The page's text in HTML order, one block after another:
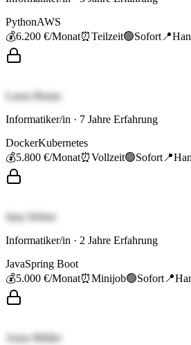
PythonAWS
💰6.200 €/Monat⏰Teilzeit🟢Sofort 📍
Laura Braun
Informatiker/in · 7 Jahre Erfahrung
DockerKubernetes
💰5.800 €/Monat⏰Vollzeit🟢Sofort 📍
Jana Weber
Informatiker/in · 2 Jahre Erfahrung
JavaSpring Boot
💰5.000 €/Monat⏰Minijob🟢Sofort 📍
Anna Müller